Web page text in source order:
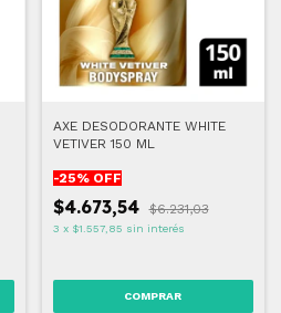
AXE DESODORANTE WHITE
VETIVER 150 ML
-25% OFF
$4.673,54 $6.231,03
3 x $1.557,85 sin interés